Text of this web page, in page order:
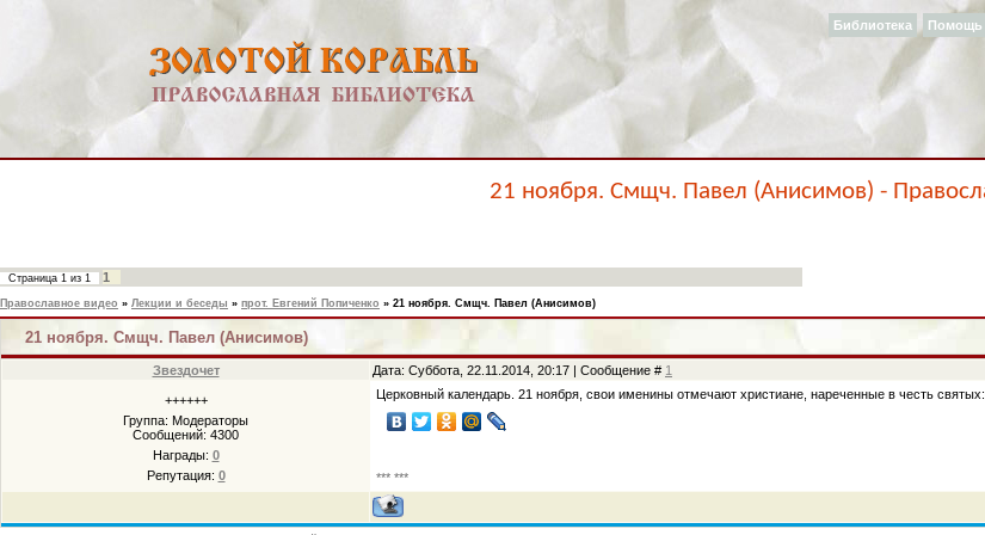
Помощь
Библиотека
21 ноября. Смщч. Павел (Анисимов) -
Страница 1 из 1 1
Православное видео » Лекции и беседы » прот. Евгений Попиченко » 21 ноября. Смщч. Павел (Анисимов)
21 ноября. Смщч. Павел (Анисимов)
Звездочет Дата: Суббота, 22.11.2014, 20:17 | Сообщение # 1
++++++
Группа: Модераторы
Сообщений: 4300
Награды: 0
Репутация: 0
Церковный календарь. 21 ноября, свои именины отмечают христиане, нареченные в честь
*** ***